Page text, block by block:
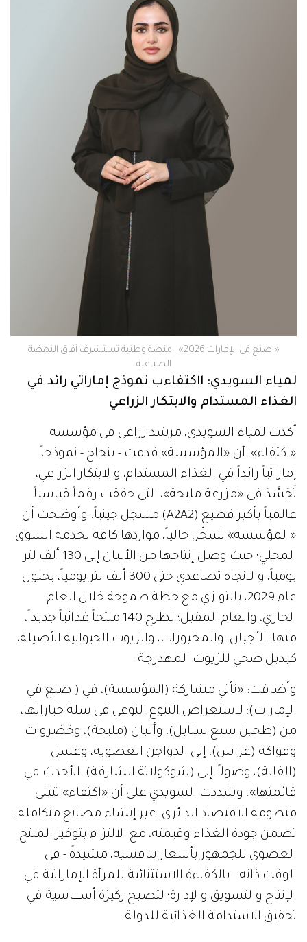
«اصنع في الإمارات 2026».. منصة وطنية تستشرف آفاق النهضة
الصناعية
‬الغذاء‭ ‬المستدام‭ ‬والابتكار‭ ‬الزراعي
أكدت لمياء السويدي، مرشد زراعي في مؤسسة
«اكتفاء»، أن «المؤسسة» قدمت - بنجاح - نموذجاً
إماراتياً رائداً في الغذاء المستدام، والابتكار الزراعي،
تَجَسَّدَ في «مزرعة مليحة»، التي حققت رقماً قياسياً
عالمياً بأكبر قطيع (A2A2) مسجل جينياً. وأوضحت أن
«المؤسسة» تسخّر، حالياً، مواردها كافة لخدمة السوق
المحلي؛ حيث وصل إنتاجها من الألبان إلى 130 ألف لتر
يومياً، والاتجاه تصاعدي حتى 300 ألف لتر يومياً، بحلول
عام 2029، بالتوازي مع خطة طموحة خلال العام
الجاري، والعام المقبل؛ لطرح 140 منتجاً غذائياً جديداً،
منها: الأجبان، والمخبوزات، والزيوت الحيوانية الأصيلة،
كبديل صحي للزيوت المهدرجة.
وأضافت: «تأتي مشاركة (المؤسسة)، في (اصنع في
الإمارات)؛ لاستعراض التنوع النوعي في سلة خياراتها،
من (طحين سبع سنابل)، وألبان (مليحة)، وخضروات
وفواكه (غراس)، إلى الدواجن العضوية، وعسل
(الفاية)، وصولاً إلى (شوكولاتة الشارقة)، الأحدث في
قائمتها». وشددت السويدي على أن «اكتفاء» تتبنى
منظومة الاقتصاد الدائري، عبر إنشاء مصانع متكاملة،
تضمن جودة الغذاء وقيمته، مع الالتزام بتوفير المنتج
العضوي للجمهور بأسعار تنافسية، مشيدةً - في
الوقت ذاته - بالكفاءة الاستثنائية للمرأة الإماراتية في
الإنتاج والتسويق والإدارة؛ لتصبح ركيزة أســـــاسية في
تحقيق الاستدامة الغذائية للدولة.